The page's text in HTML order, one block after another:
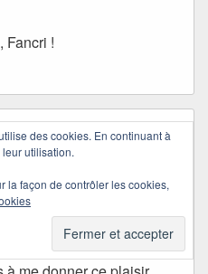
Fancri !
à 06:51a dit :
par l’envie
soi plein de petits enfants
ces histoires et en
que mes
des cookies. En continuant à
utilisation.
la façon de contrôler les cookies,